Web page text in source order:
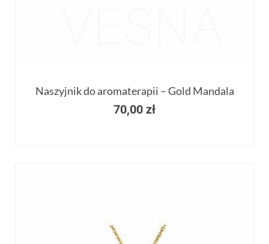
Naszyjnik do aromaterapii – Gold Mandala
70,00 zł